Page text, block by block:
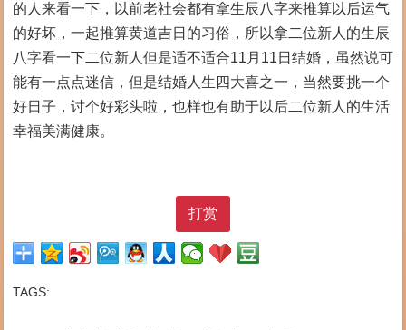
的人来看一下，以前老社会都有拿生辰八字来推算以后运气
的好坏，一起推算黄道吉日的习俗，所以拿二位新人的生辰
八字看一下二位新人但是适不适合11月11日结婚，虽然说可
能有一点点迷信，但是结婚人生四大喜之一，当然要挑一个
好日子，讨个好彩头啦，也样也有助于以后二位新人的生活
幸福美满健康。
打赏
TAGS: